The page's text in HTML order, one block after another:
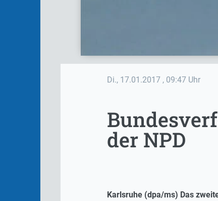
Di., 17.01.2017 , 09:47 Uhr
der NPD
Karlsruhe (dpa/ms) Das